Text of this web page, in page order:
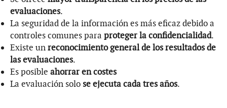
evaluaciones.
La seguridad de la información es más eficaz debido a
controles comunes para proteger la confidencialidad.
Existe unreconocimiento general de los resultados de
las evaluaciones.
Es posible ahorrar en costes
La evaluación solose ejecuta cada tres años.